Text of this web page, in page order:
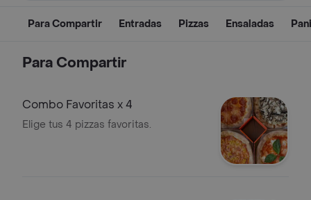
Para Compartir Entradas Pizzas Ensaladas
Para Compartir
Combo Favoritas x 4
Elige tus 4 pizzas favoritas.